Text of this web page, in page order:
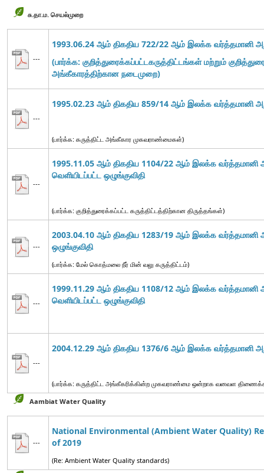
சு.தா.ம. செயல்முறை
---
1993.06.24 ஆம் திகதிய 722/22 ஆம் இலக்க வர்த்தமானி
(பார்க்க: குறித்துரைக்கப்பட்டகருத்திட்டங்கள் மற்றும்
அங்கீகாரத்திற்கான நடைமுறை)
---
1995.02.23 ஆம் திகதிய 859/14 ஆம் இலக்க வர்த்தமானி
(பார்க்க: கருத்திட்ட அங்கீகார முகவராண்மைகள்)
---
1995.11.05 ஆம் திகதிய 1104/22 ஆம் இலக்க வர்த்தமானி
வெளியிடப்பட்ட ஒழுங்குவிதி
(பார்க்க: குறித்துரைக்கப்பட்ட கருத்திட்டத்திற்கான திருத்தங்கள்)
---
2003.04.10 ஆம் திகதிய 1283/19 ஆம் இலக்க வர்த்தமானி
ஒழுங்குவிதி
(பார்க்க: மேல் கொத்மலை நீர் மின் வலு கருத்திட்டம்)
---
1999.11.29 ஆம் திகதிய 1108/12 ஆம் இலக்க வர்த்தமானி
வெளியிடப்பட்ட ஒழுங்குவிதி
---
2004.12.29 ஆம் திகதிய 1376/6 ஆம் இலக்க வர்த்தமானி
(பார்க்க: கருத்திட்ட அங்கீகரிக்கின்ற முகவராண்மை ஒன்றாக வனவள
Aambiat Water Quality
---
National Environmental (Ambient Water Quality)
of 2019
(Re: Ambient Water Quality standards)